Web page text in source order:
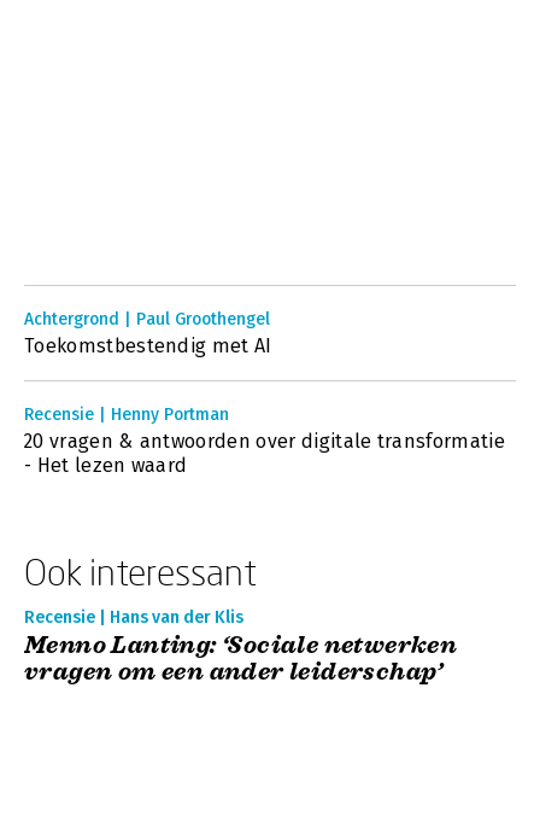
Achtergrond | Paul Groothengel
Toekomstbestendig met AI
Recensie | Henny Portman
20 vragen & antwoorden over digitale transformatie
- Het lezen waard
Ook interessant
Recensie | Hans van der Klis
Menno Lanting: ‘Sociale netwerken
vragen om een ander leiderschap’